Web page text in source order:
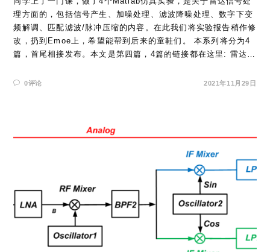
理方面的，包括信号产生、加噪处理、滤波降噪处理、数字下变
频解调、匹配滤波/脉冲压缩的内容。在此我们将实验报告稍作修
改，扔到Emoe上，希望能帮到后来的童鞋们。 本系列将分为4
篇，首尾相接发布。本文是第四篇，4篇的链接都在这里: 雷达…
0评论 2021年11月29日